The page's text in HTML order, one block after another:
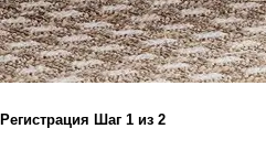
Регистрация Шаг 1 из 2